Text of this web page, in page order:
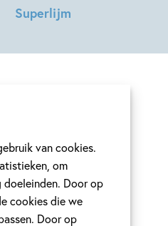
van cookies.
om
doeleinden. Door op
cookies die we
Door op
Superlijm
Buenen
meer en